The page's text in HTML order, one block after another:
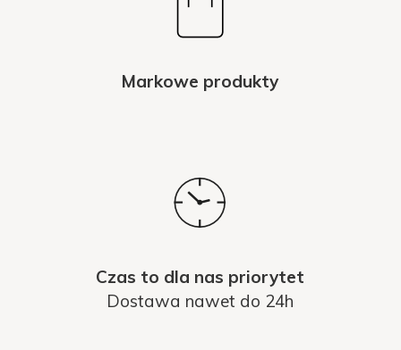
Markowe produkty
Czas to dla nas priorytet
Dostawa nawet do 24h